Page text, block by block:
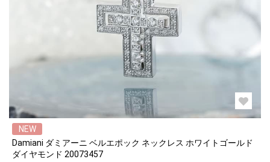
NEW
Damiani ダミアーニ ベルエポック ネックレス ホワイトゴールド
ダイヤモンド 20073457